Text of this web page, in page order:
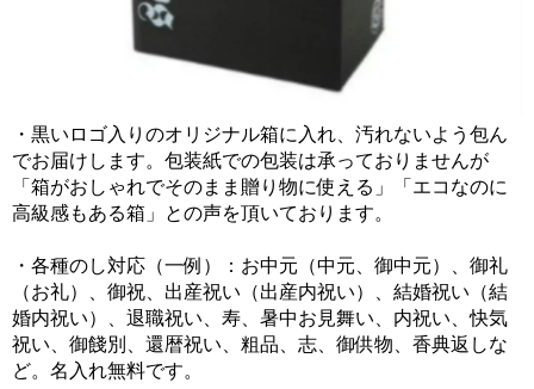
・黒いロゴ入りのオリジナル箱に入れ、汚れないよう包ん
でお届けします。包装紙での包装は承っておりませんが
「箱がおしゃれでそのまま贈り物に使える」「エコなのに
高級感もある箱」との声を頂いております。
・各種のし対応（一例）：お中元（中元、御中元）、御礼
（お礼）、御祝、出産祝い（出産内祝い）、結婚祝い（結
婚内祝い）、退職祝い、寿、暑中お見舞い、内祝い、快気
祝い、御餞別、還暦祝い、粗品、志、御供物、香典返しな
ど。名入れ無料です。